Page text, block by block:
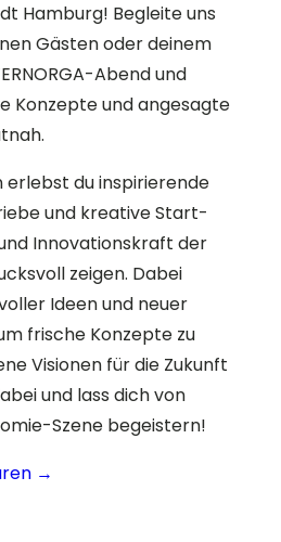
Hamburg! Begleite uns
Gästen oder deinem
Abend und
Konzepte und angesagte
erlebst du inspirierende
und kreative Start-
Innovationskraft der
zeigen. Dabei
Ideen und neuer
frische Konzepte zu
Visionen für die Zukunft
und lass dich von
Szene begeistern!
→